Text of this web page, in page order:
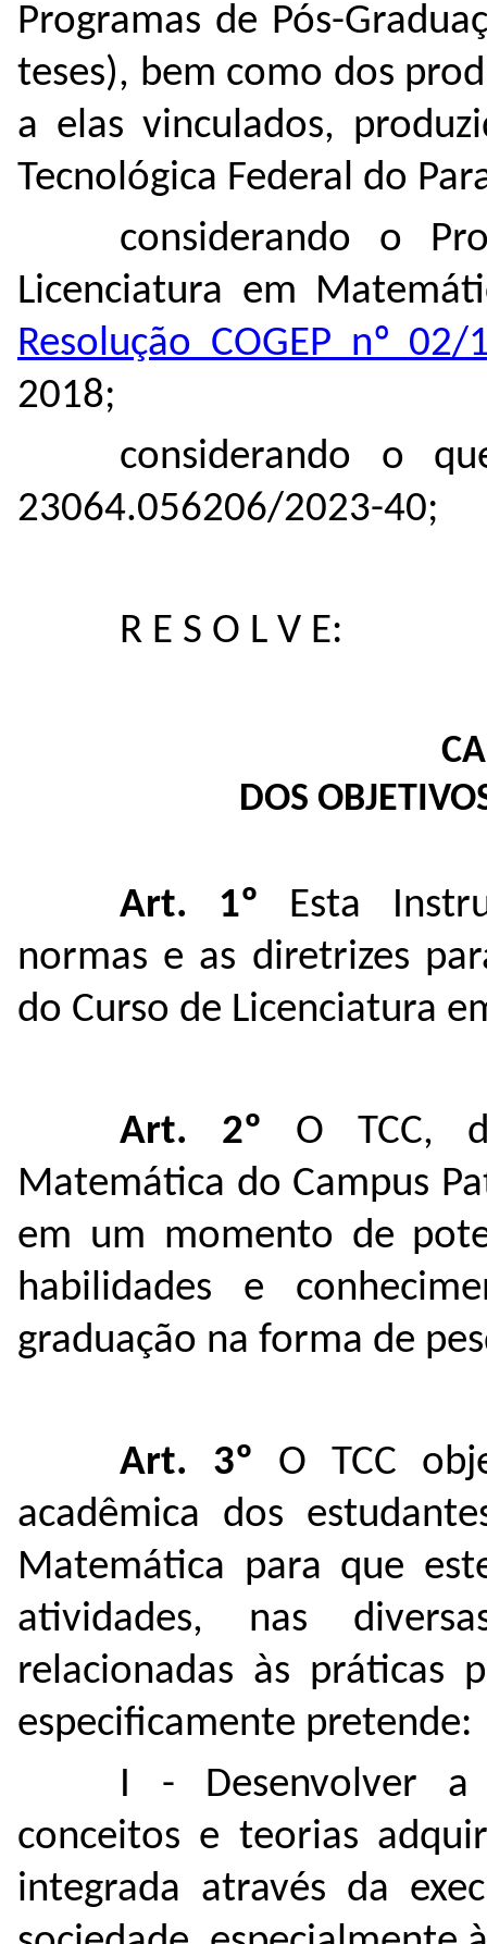
Programas de Pós-
teses), bem como dos
a elas vinculados,
Tecnológica Federal do
considerando o
Licenciatura em
Resolução COGEP nº 02/
2018;
considerando o
23064.056206/2023-40;
R E S O L V E:
DOS
Art. 1º Esta
normas e as diretrizes
do Curso de Licenciatura
Art. 2º O TCC,
Matemática do Campus
em um momento de
habilidades e
graduação na forma de
Art. 3º O TCC
acadêmica dos
Matemática para que
atividades, nas
relacionadas às práticas
especificamente pretende:
I - Desenvolver a
conceitos e teorias
integrada através da